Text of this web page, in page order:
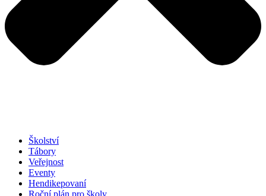
Školství
Tábory
Veřejnost
Eventy
Hendikepovaní